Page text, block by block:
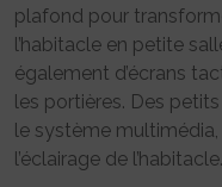
plafond pour
l’habitacle en petite
également d’écrans
les portières. Des
le système
l’éclairage de l’habitacle.